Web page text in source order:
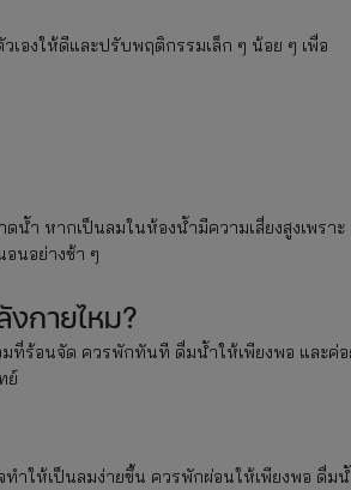
องให้ดีและปรับพฤติกรรมเล็ก ๆ น้อย ๆ เพื่อ
น้ำ หากเป็นลมในห้องน้ำมีความเสี่ยงสูงเพราะ
นอย่างช้า ๆ
กายไหม?
ที่ร้อนจัด ควรพักทันที ดื่มน้ำให้เพียงพอ และค่
ย์
ทำให้เป็นลมง่ายขึ้น ควรพักผ่อนให้เพียงพอ ดื่ม